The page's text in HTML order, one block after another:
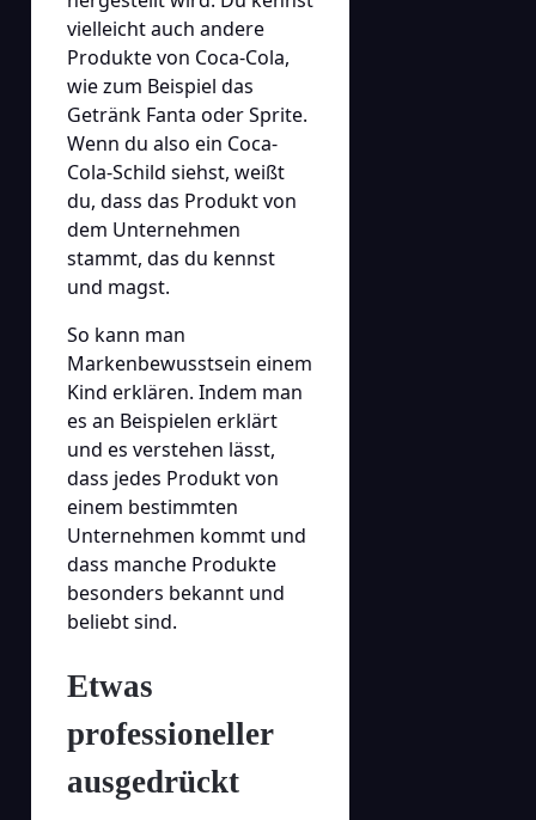
vielleicht auch andere
Produkte von Coca-Cola,
wie zum Beispiel das
Getränk Fanta oder Sprite.
Wenn du also ein Coca-
Cola-Schild siehst, weißt
du, dass das Produkt von
dem Unternehmen
stammt, das du kennst
und magst.
So kann man
Markenbewusstsein einem
Kind erklären. Indem man
es an Beispielen erklärt
und es verstehen lässt,
dass jedes Produkt von
einem bestimmten
Unternehmen kommt und
dass manche Produkte
besonders bekannt und
beliebt sind.
Etwas
professioneller
ausgedrückt